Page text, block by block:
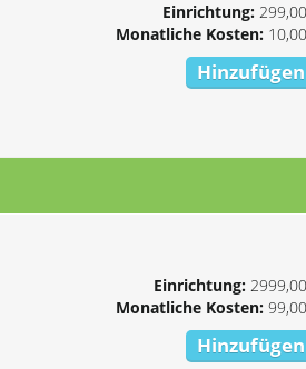
Einrichtung:
Monatliche Kosten:
Hinzufügen
Einrichtung:
Monatliche Kosten:
Hinzufügen